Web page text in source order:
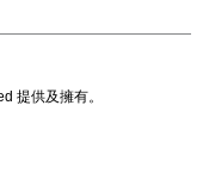
提供及擁有。